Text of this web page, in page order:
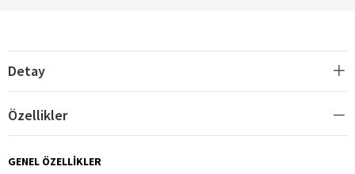
Detay
Özellikler
GENEL ÖZELLİKLER